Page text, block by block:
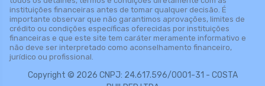
instituições financeiras antes de tomar qualquer decisão. É
importante observar que não garantimos aprovações, limites de
crédito ou condições específicas oferecidas por instituições
financeiras e que este site tem caráter meramente informativo e
não deve ser interpretado como aconselhamento financeiro,
jurídico ou profissional.
Copyright © 2026 CNPJ: 24.617.596/0001-31 - COSTA